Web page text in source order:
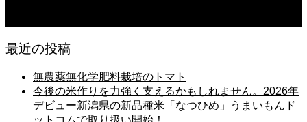
最近の投稿
無農薬無化学肥料栽培のトマト
今後の米作りを力強く支えるかもしれません。2026年
デビュー新潟県の新品種米「なつひめ」うまいもんド